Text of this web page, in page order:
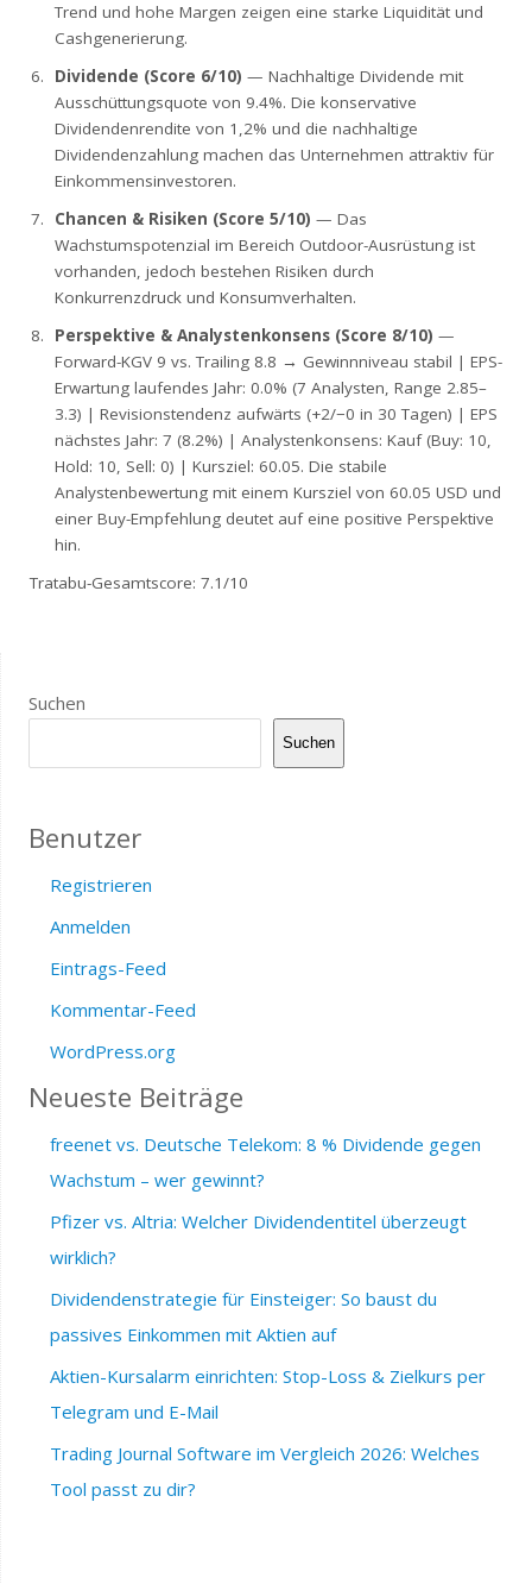
Trend und hohe Margen zeigen eine starke Liquidität und
Cashgenerierung.
Dividende (Score 6/10) — Nachhaltige Dividende mit
Ausschüttungsquote von 9.4%. Die konservative
Dividendenrendite von 1,2% und die nachhaltige
Dividendenzahlung machen das Unternehmen attraktiv für
Einkommensinvestoren.
Chancen & Risiken (Score 5/10) — Das
Wachstumspotenzial im Bereich Outdoor-Ausrüstung ist
vorhanden, jedoch bestehen Risiken durch
Konkurrenzdruck und Konsumverhalten.
Perspektive & Analystenkonsens (Score 8/10) —
Forward-KGV 9 vs. Trailing 8.8 → Gewinnniveau stabil | EPS-
Erwartung laufendes Jahr: 0.0% (7 Analysten, Range 2.85–
3.3) | Revisionstendenz aufwärts (+2/−0 in 30 Tagen) | EPS
nächstes Jahr: 7 (8.2%) | Analystenkonsens: Kauf (Buy: 10,
Hold: 10, Sell: 0) | Kursziel: 60.05. Die stabile
Analystenbewertung mit einem Kursziel von 60.05 USD und
einer Buy-Empfehlung deutet auf eine positive Perspektive
hin.
Tratabu-Gesamtscore: 7.1/10
Suchen
Suchen
Benutzer
Registrieren
Anmelden
Eintrags-Feed
Kommentar-Feed
WordPress.org
Neueste Beiträge
freenet vs. Deutsche Telekom: 8 % Dividende gegen
Wachstum – wer gewinnt?
Pfizer vs. Altria: Welcher Dividendentitel überzeugt
wirklich?
Dividendenstrategie für Einsteiger: So baust du
passives Einkommen mit Aktien auf
Aktien-Kursalarm einrichten: Stop-Loss & Zielkurs per
Telegram und E-Mail
Trading Journal Software im Vergleich 2026: Welches
Tool passt zu dir?